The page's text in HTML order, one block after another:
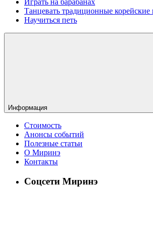
Играть на барабанах
Танцевать традиционные
Научиться петь
Информация
Стоимость
Анонсы событий
Полезные статьи
О Миринэ
Контакты
Соцсети Миринэ